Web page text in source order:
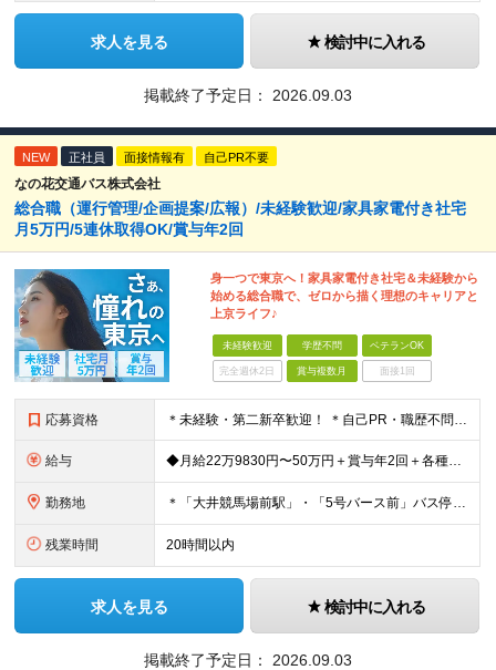
求人を見る 検討中に入れる
掲載終了予定日： 2026.09.03
NEW 正社員 面接情報有 自己PR不要
なの花交通バス株式会社
総合職（運行管理/企画提案/広報）/未経験歓迎/家具家電付き社宅
月5万円/5連休取得OK/賞与年2回
身一つで東京へ！家具家電付き社宅＆未経験から
始める総合職で、ゼロから描く理想のキャリアと
上京ライフ♪
未経験歓迎 学歴不問 ベテランOK
完全週休2日 賞与複数月 面接1回
応募資格 ＊未経験・第二新卒歓迎！ ＊自己PR・職歴不問 ＊20代・30代が活躍中 ★普通自動車免許（AT限定可）をお持ちの方 ★学歴不問！ ＼こんな方にピッタリ／ ・身一つで東京での一人暮らしを始めたい方
給与 ◆月給22万9830円〜50万円＋賞与年2回＋各種手当 ※経験・能力を考慮の上決定 ※残業代は全額支給 ※試用期間3ヶ月あり （東京：月給21万1,560円＋交通費/千葉：月給19万6,080円＋交通
勤務地 ＊「大井競馬場前駅」・「5号バース前」バス停すぐ ＊マイカー・バイク通勤OK（駐車場完備/ガソリン代支給） 【東京営業所】 東京都品川区八潮2-8-9 【本社営業所】 千葉県佐倉市城内町247-1
残業時間 20時間以内
求人を見る 検討中に入れる
掲載終了予定日： 2026.09.03